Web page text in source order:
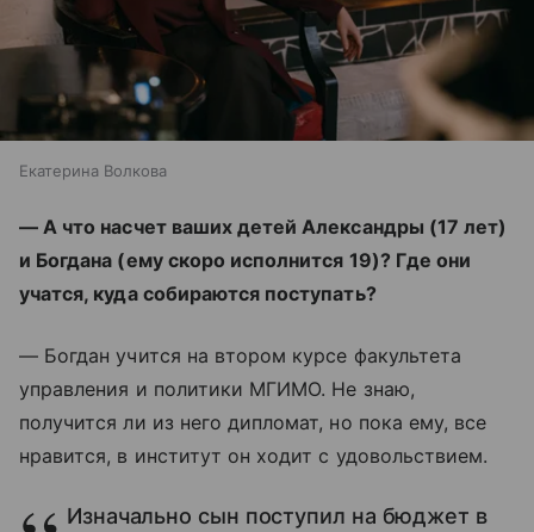
Екатерина Волкова
— А что насчет ваших детей Александры (17 лет)
и Богдана (ему скоро исполнится 19)? Где они
учатся, куда собираются поступать?
— Богдан учится на втором курсе факультета
управления и политики МГИМО. Не знаю,
получится ли из него дипломат, но пока ему, все
нравится, в институт он ходит с удовольствием.
Изначально сын поступил на бюджет в